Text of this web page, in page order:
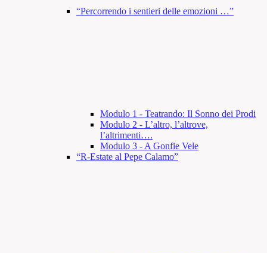
“Percorrendo i sentieri delle emozioni …”
Modulo 1 - Teatrando: Il Sonno dei Prodi
Modulo 2 - L’altro, l’altrove,
l’altrimenti….
Modulo 3 - A Gonfie Vele
“R-Estate al Pepe Calamo”